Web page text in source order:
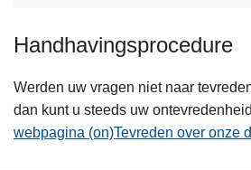
Handhavingsprocedure
Werden uw vragen niet naar
dan kunt u steeds uw
webpagina (on)Tevreden over onze